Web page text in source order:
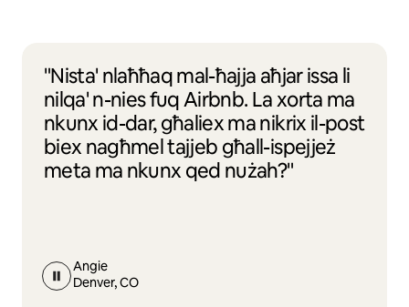
"Nista' nlaħħaq mal-ħajja aħjar issa li
nilqa' n-nies fuq Airbnb. La xorta ma
nkunx id-dar, għaliex ma nikrix il-post
biex nagħmel tajjeb għall-ispejjeż
meta ma nkunx qed nużah?"
Angie
Denver, CO